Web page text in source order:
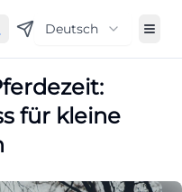
Deutsch
für kleine